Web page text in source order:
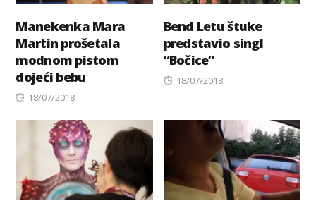
Manekenka Mara
Martin prošetala
modnom pistom
dojeći bebu
Posted
18/07/2018
Bend Letu štuke
predstavio singl
“Bočice”
Posted
18/07/2018